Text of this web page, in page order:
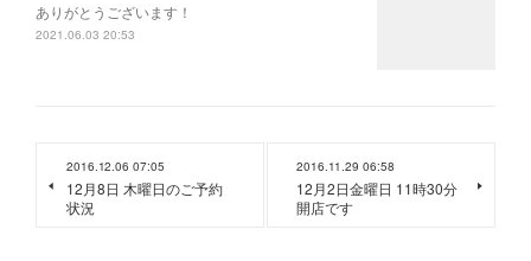
ありがとうございます！
2021.06.03 20:53
2016.12.06 07:05
12月8日 木曜日のご予約
状況
2016.11.29 06:58
12月2日金曜日 11時30分
開店です